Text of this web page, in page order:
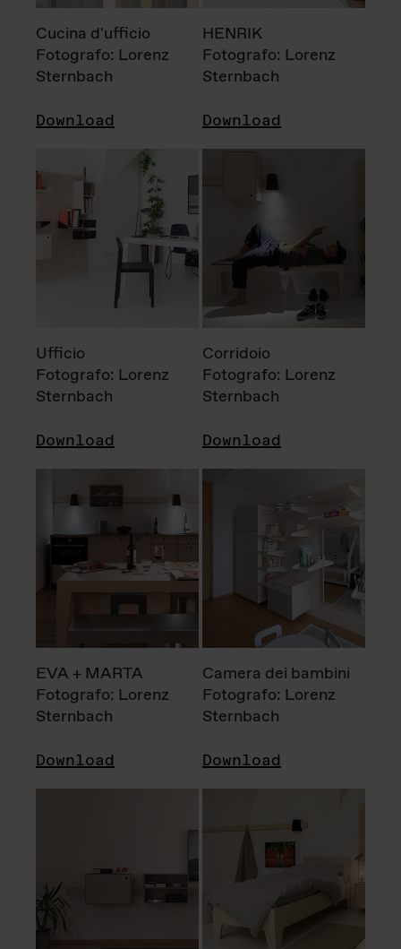
Cucina d'ufficio
Fotografo: Lorenz
Sternbach
Download
HENRIK
Fotografo: Lorenz
Sternbach
Download
Ufficio
Fotografo: Lorenz
Sternbach
Download
Corridoio
Fotografo: Lorenz
Sternbach
Download
EVA + MARTA
Fotografo: Lorenz
Sternbach
Download
Camera dei bambini
Fotografo: Lorenz
Sternbach
Download